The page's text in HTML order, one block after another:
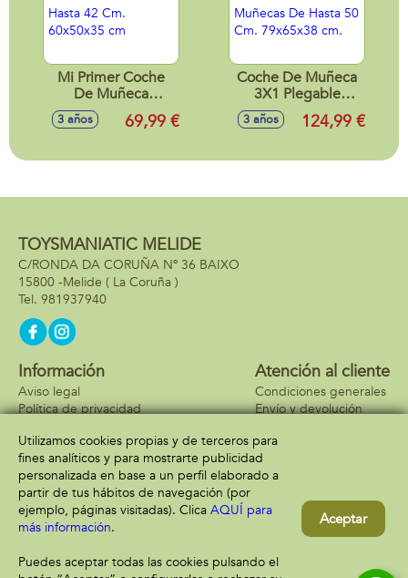
Mi Primer Coche
De Muñeca
Botanic. Para
Muñecas De Hasta
cm
3 años 69,99 €
Coche De Muñeca
3X1 Plegable
Botanic. Para
Muñecas De Hasta
cm.
3 años 124,99 €
TOYSMANIATIC MELIDE
C/RONDA DA CORUÑA Nº 36 BAIXO
15800 -Melide ( La Coruña )
981937940
Información
Aviso legal
Política de privacidad
Atención al cliente
Condiciones generales
Envío y devolución
Formas de pago
Utilizamos cookies propias y de terceros para
fines analíticos y para mostrarte publicidad
personalizada en base a un perfil elaborado a
partir de tus hábitos de navegación (por
ejemplo, páginas visitadas). Clica AQUÍ para
más información.
Puedes aceptar todas las cookies pulsando el
Aceptar